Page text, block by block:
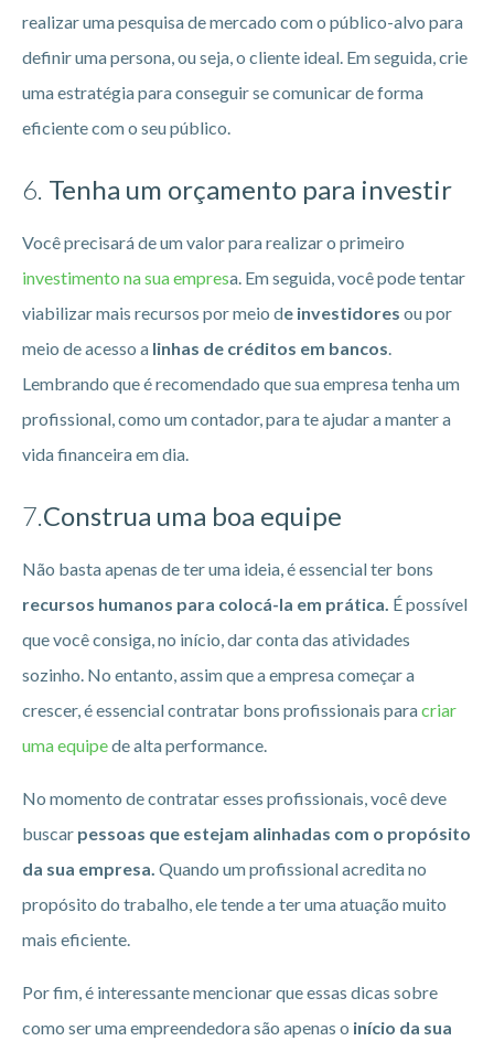
realizar uma pesquisa de mercado com o público-alvo para
definir uma persona, ou seja, o cliente ideal. Em seguida, crie
uma estratégia para conseguir se comunicar de forma
eficiente com o seu público.
6. Tenha um orçamento para investir
Você precisará de um valor para realizar o primeiro
investimento na sua empresa. Em seguida, você pode tentar
viabilizar mais recursos por meio de investidores ou por
meio de acesso a linhas de créditos em bancos.
Lembrando que é recomendado que sua empresa tenha um
profissional, como um contador, para te ajudar a manter a
vida financeira em dia.
7.Construa uma boa equipe
Não basta apenas de ter uma ideia, é essencial ter bons
recursos humanos para colocá-la em prática. É possível
que você consiga, no início, dar conta das atividades
sozinho. No entanto, assim que a empresa começar a
crescer, é essencial contratar bons profissionais paracriar
uma equipede alta performance.
No momento de contratar esses profissionais, você deve
buscar pessoas que estejam alinhadas com o propósito
da sua empresa. Quando um profissional acredita no
propósito do trabalho, ele tende a ter uma atuação muito
mais eficiente.
Por fim, é interessante mencionar que essas dicas sobre
como ser uma empreendedora são apenas o início da sua